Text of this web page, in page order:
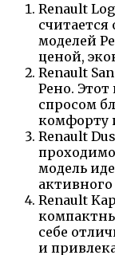
Renault
моделей
ценой,
Renault
Рено. Этот
спросом
комфорту
Renault
модель
Renault
себе
и